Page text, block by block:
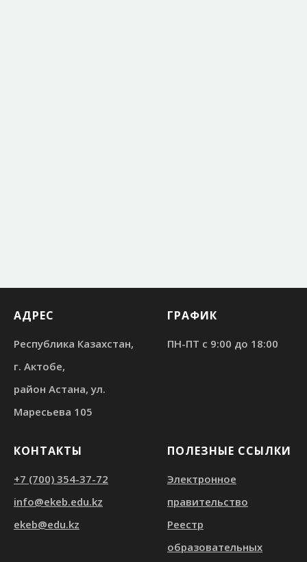
АДРЕС
Республика Казахстан,
г. Актобе,
район Астана, ул.
Маресьева 105
ГРАФИК
ПН-ПТ с 9:00 до 18:00
КОНТАКТЫ
+7 (700) 354-37-72
info@ekeb.edu.kz
ekeb@edu.kz
ПОЛЕЗНЫЕ ССЫЛКИ
Электронное
правительство
Реестр
образовательных